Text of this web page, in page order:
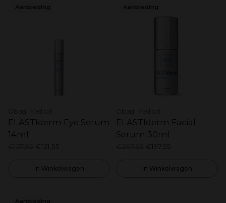
Aanbieding
ELASTIderm Eye Serum
14ml
Normale€121,55
In Winkelwagen
Aanbieding
ELASTIderm Facial
Serum 30ml
€197,55
In Winkelwagen
Aanbieding